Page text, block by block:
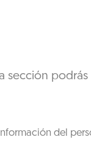
sección
del